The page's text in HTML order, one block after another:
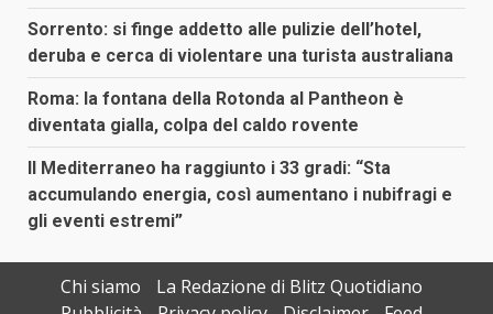
Sorrento: si finge addetto alle pulizie dell’hotel,
deruba e cerca di violentare una turista australiana
Roma: la fontana della Rotonda al Pantheon è
diventata gialla, colpa del caldo rovente
Il Mediterraneo ha raggiunto i 33 gradi: “Sta
accumulando energia, così aumentano i nubifragi e
gli eventi estremi”
Chi siamo
La Redazione di Blitz Quotidiano